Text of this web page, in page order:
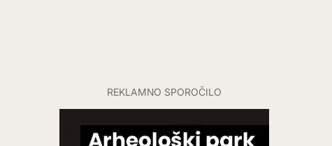
REKLAMNO SPOROČILO